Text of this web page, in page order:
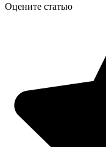
Оцените статью